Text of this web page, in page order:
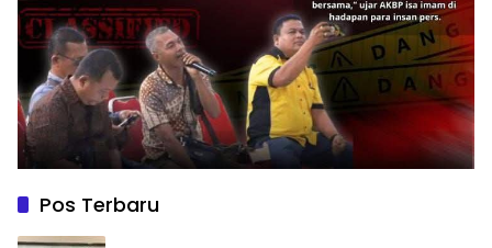
Pos Terbaru